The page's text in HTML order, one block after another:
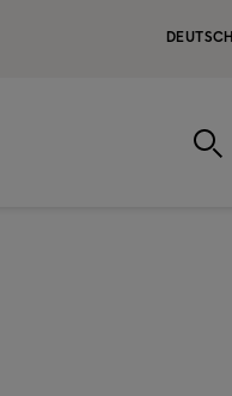
DEUTSCH